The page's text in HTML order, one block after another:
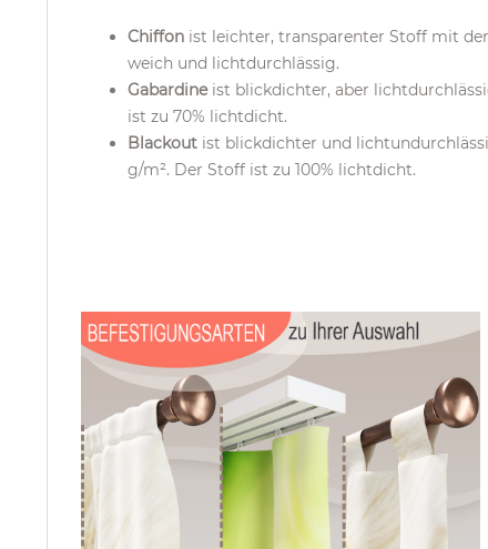
Chiffon ist leichter, transparenter Stoff mit
weich und lichtdurchlässig.
Gabardineist blickdichter, aber
ist zu 70% lichtdicht.
Blackout ist blickdichter und
g/m². Der Stoff ist zu 100% lichtdicht.